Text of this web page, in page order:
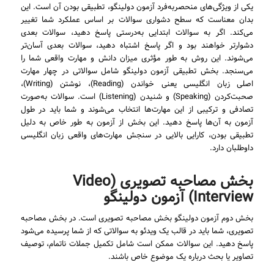
یکی از ویژگی‌های منحصربه‌فرد آزمون دولینگو، تطبیقی بودن آن است. این
بدان معناست که سطح دشواری سوالات بر اساس عملکرد شما تغییر
می‌کند. اگر به سوالات ابتدایی به‌درستی پاسخ دهید، سوالات بعدی
دشوارتر خواهند بود و اگر پاسخ اشتباه دهید، سوالات بعدی آسان‌تر
می‌شوند. این روش به طور مؤثری میزان دانش و مهارت واقعی شما را
می‌سنجد. بخش تطبیقی آزمون دولینگو شامل سوالاتی در چهار مهارت
اصلی زبان انگلیسی یعنی خواندن (Reading)، نوشتن (Writing)،
صحبت‌کردن (Speaking) و شنیدن (Listening) است. سوالات به‌صورت
تصادفی و ترکیبی از این مهارت‌ها انتخاب می‌شوند و شما باید در طول
آزمون به آن‌ها پاسخ دهید. این بخش از آزمون به طور خاص به دلیل
تطبیقی بودن، کارایی بالایی در سنجش مهارت‌های واقعی زبان انگلیسی
داوطلبان دارد.
بخش مصاحبه تصویری (Video
Interview) آزمون دولینگو
بخش دوم آزمون دولینگو بخش مصاحبه تصویری است. در بخش مصاحبه
تصویری، شما باید در قالب یک ویدئو به سوالاتی که از شما پرسیده می‌شود
پاسخ دهید. این سوالات ممکن است شامل تکمیل جملات ناتمام، توصیف
تصاویر یا بحث درباره یک موضوع خاص باشند.